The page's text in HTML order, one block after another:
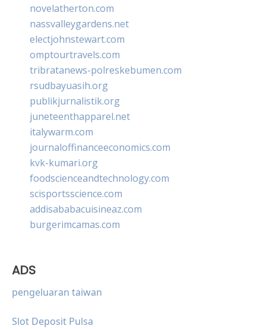
novelatherton.com
nassvalleygardens.net
electjohnstewart.com
omptourtravels.com
tribratanews-polreskebumen.com
rsudbayuasih.org
publikjurnalistik.org
juneteenthapparel.net
italywarm.com
journaloffinanceeconomics.com
kvk-kumari.org
foodscienceandtechnology.com
scisportsscience.com
addisababacuisineaz.com
burgerimcamas.com
ADS
pengeluaran taiwan
Slot Deposit Pulsa